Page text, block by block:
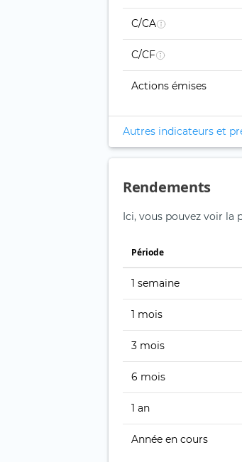
C/CA
C/CF
Actions émises
Autres indicateurs et
Rendements
Ici, vous pouvez voir la
Période
1 semaine
1 mois
3 mois
6 mois
1 an
Année en cours